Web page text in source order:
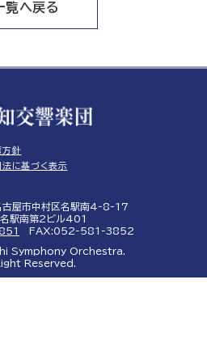
覧へ戻る
針
に基づく表示
屋市中村区名駅南4-8-17
名駅南第2ビル401
FAX:052-581-3852
Symphony Orchestra.
Reserved.